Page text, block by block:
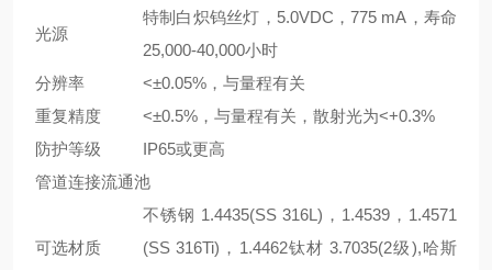
光源
特制白炽钨丝灯，5.0VDC，775 mA，寿命
25,000-40,000小时
分辨率
<±0.05%，与量程有关
重复精度
<±0.5%，与量程有关，散射光为<+0.3%
防护等级
IP65或更高
管道连接流通池
可选材质
不锈钢 1.4435(SS 316L)，1.4539，1.4571
(SS 316Ti)，1.4462钛材 3.7035(2级),哈斯